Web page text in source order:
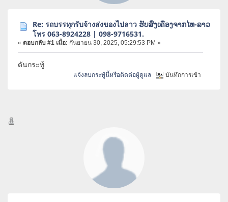
Re: รถบรรทุกรับจ้างส่งของไปลาว ຮັບສົ່ງເຄື່ອງຈາກໄທ-ລາວ
โทร 063-8924228 | 098-9716531.
« ตอบกลับ #1 เมื่อ: กันยายน 30, 2025, 05:29:53 PM »
ดันกระทู้
แจ้งลบกระทู้นี้หรือติดต่อผู้ดูแล บันทึกการเข้า